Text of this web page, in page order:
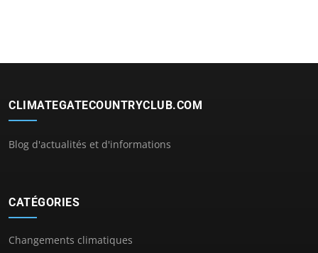
CLIMATEGATECOUNTRYCLUB.COM
Blog d'actualités et d'informations
CATÉGORIES
Changements climatiques